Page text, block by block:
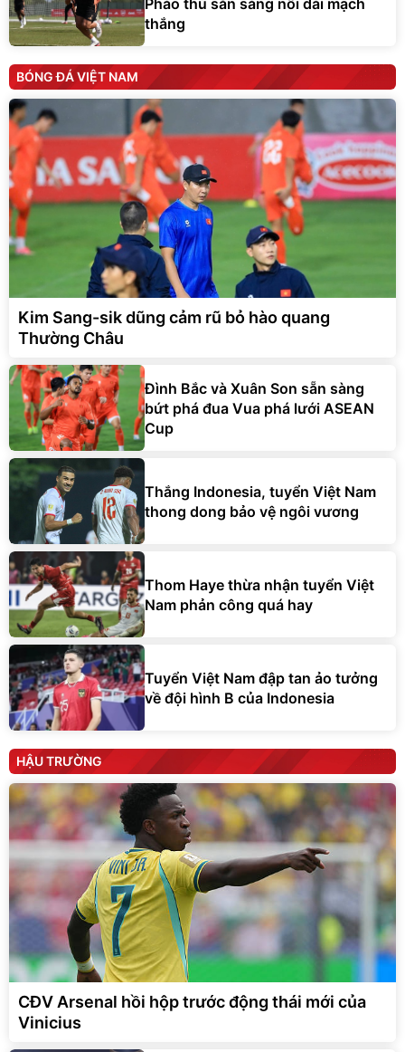
thắng
BÓNG ĐÁ VIỆT NAM
Kim Sang-sik dũng cảm rũ bỏ hào quang
Thường Châu
Đình Bắc và Xuân Son sẵn sàng
bứt phá đua Vua phá lưới ASEAN
Cup
Thắng Indonesia, tuyển Việt Nam
thong dong bảo vệ ngôi vương
Thom Haye thừa nhận tuyển Việt
Nam phản công quá hay
Tuyển Việt Nam đập tan ảo tưởng
về đội hình B của Indonesia
HẬU TRƯỜNG
CĐV Arsenal hồi hộp trước động thái mới của
Vinicius